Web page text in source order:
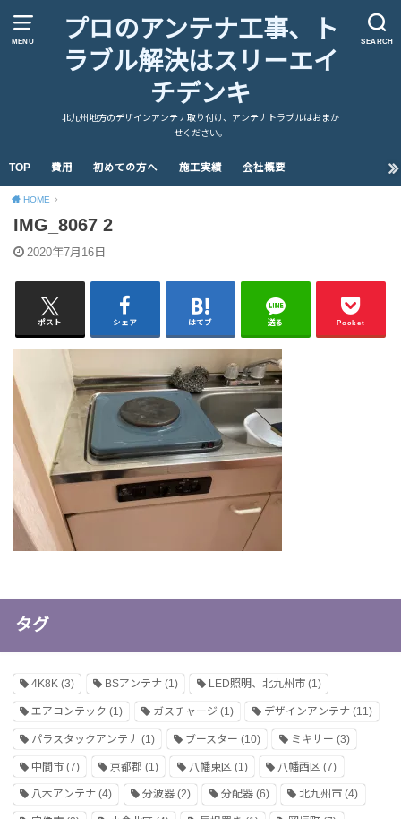
MENU SEARCH
プロのアンテナ工事、ト
ラブル解決はスリーエイ
チデンキ
北九州地方のデザインアンテナ取り付け、アンテナトラブルはおまか
せください。
TOP 費用 初めての方へ 施工実績 会社概要
HOME
IMG_8067 2
2020年7月16日
ポスト シェア はてブ 送る Pocket
タグ
4K8K (3) BSアンテナ(1) LED照明、北九州市(1)
エアコンテック (1) ガスチャージ (1) デザインアンテナ(11)
パラスタックアンテナ (1) ブースター (10) ミキサー (3)
中間市 (7) 京都郡 (1) 八幡東区 (1) 八幡西区 (7)
八木アンテナ (4) 分波器(2) 分配器(6) 北九州市 (4)